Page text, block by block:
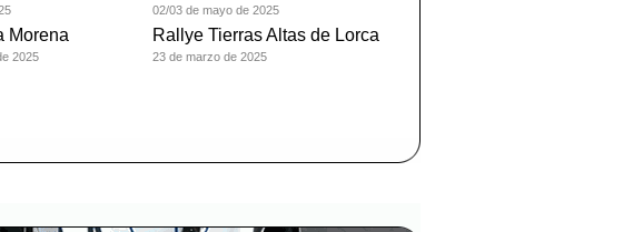
02/03 de mayo de 2025
Morena
2025
Rallye Tierras Altas de Lorca
23 de marzo de 2025